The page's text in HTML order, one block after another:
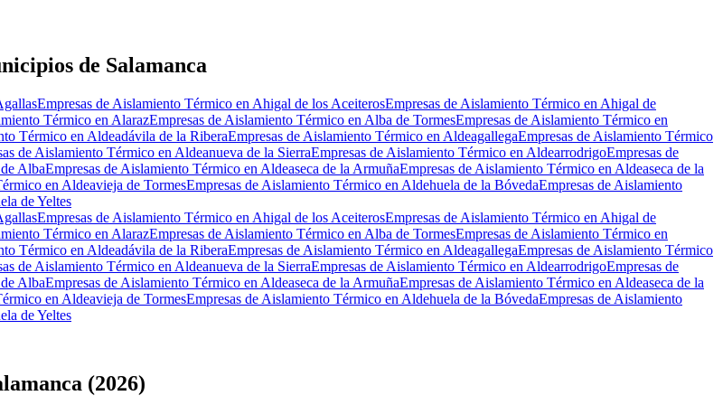
de Salamanca
Empresas de Aislamiento Térmico en Ahigal de los AceiterosEmpresas de Aislamiento Térmico en Ahigal de
Térmico en AlarazEmpresas de Aislamiento Térmico en Alba de TormesEmpresas de Aislamiento Térmico en
Térmico en Aldeadávila de la RiberaEmpresas de Aislamiento Térmico en AldeagallegaEmpresas de Aislamiento Térmico
de Aislamiento Térmico en Aldeanueva de la SierraEmpresas de Aislamiento Térmico en AldearrodrigoEmpresas de
AlbaEmpresas de Aislamiento Térmico en Aldeaseca de la ArmuñaEmpresas de Aislamiento Térmico en Aldeaseca de la
en Aldeavieja de TormesEmpresas de Aislamiento Térmico en Aldehuela de la BóvedaEmpresas de Aislamiento
de Yeltes
Empresas de Aislamiento Térmico en Ahigal de los AceiterosEmpresas de Aislamiento Térmico en Ahigal de
Térmico en AlarazEmpresas de Aislamiento Térmico en Alba de TormesEmpresas de Aislamiento Térmico en
Térmico en Aldeadávila de la RiberaEmpresas de Aislamiento Térmico en AldeagallegaEmpresas de Aislamiento Térmico
de Aislamiento Térmico en Aldeanueva de la SierraEmpresas de Aislamiento Térmico en AldearrodrigoEmpresas de
AlbaEmpresas de Aislamiento Térmico en Aldeaseca de la ArmuñaEmpresas de Aislamiento Térmico en Aldeaseca de la
en Aldeavieja de TormesEmpresas de Aislamiento Térmico en Aldehuela de la BóvedaEmpresas de Aislamiento
de Yeltes
(2026)